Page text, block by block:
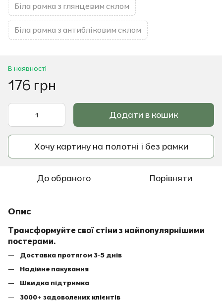
Біла рамка з глянцевим склом
Біла рамка з антибліковим склом
В наявності
176 грн
Додати в кошик
Хочу картину на полотні і без рамки
До обраного Порівняти
Опис
Трансформуйте свої стіни з найпопулярнішими
постерами.
Доставка протягом 3-5 днів
Надійне пакування
Швидка підтримка
3000+ задоволених клієнтів